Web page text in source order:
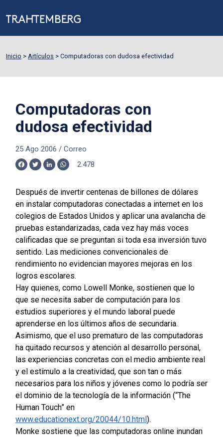
Inicio > Artículos > Computadoras con dudosa efectividad
Computadoras con
dudosa efectividad
25 Ago 2006 / Correo
Facebook
TwitterLinkedInWhatsApp
2.478
Después de invertir centenas de billones de dólares
en instalar computadoras conectadas a internet en los
colegios de Estados Unidos y aplicar una avalancha de
pruebas estandarizadas, cada vez hay más voces
calificadas que se preguntan si toda esa inversión tuvo
sentido. Las mediciones convencionales de
rendimiento no evidencian mayores mejoras en los
logros escolares.
Hay quienes, como Lowell Monke, sostienen que lo
que se necesita saber de computación para los
estudios superiores y el mundo laboral puede
aprenderse en los últimos años de secundaria.
Asimismo, que el uso prematuro de las computadoras
ha quitado recursos y atención al desarrollo personal,
las experiencias concretas con el medio ambiente real
y el estímulo a la creatividad, que son tan o más
necesarios para los niños y jóvenes como lo podría ser
el dominio de la tecnología de la información (“The
Human Touch” en
www.educationext.org/20044/10.html).
Monke sostiene que las computadoras online inundan